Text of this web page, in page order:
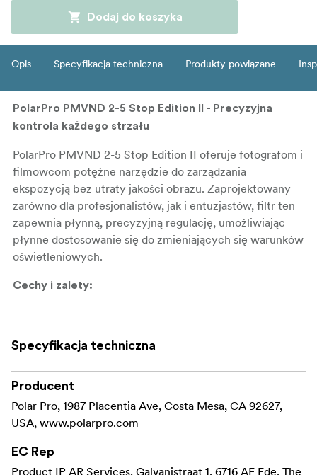
Dodaj do koszyka
Opis Specyfikacja techniczna Produkty powiązane
PolarPro PMVND 2-5 Stop Edition II - Precyzyjna
kontrola każdego strzału
PolarPro PMVND 2-5 Stop Edition II oferuje fotografom i
filmowcom potężne narzędzie do zarządzania
ekspozycją bez utraty jakości obrazu. Zaprojektowany
zarówno dla profesjonalistów, jak i entuzjastów, filtr ten
zapewnia płynną, precyzyjną regulację, umożliwiając
płynne dostosowanie się do zmieniających się warunków
oświetleniowych.
Cechy i zalety:
zarządzania ekspozycją w jasnym otoczeniu,
szerokimi otworami przysłony.
Ochrona Defender360:** Zawiera w pełni
zamkniętą, twardą pokrywę i miękki futerał, aby
uderzeniami, zapewniając, że jest gotowy na każdą
Specyfikacja techniczna
Producent
Polar Pro, 1987 Placentia Ave, Costa Mesa, CA 92627,
USA, www.polarpro.com
EC Rep
Product IP AR Services, Galvanistraat 1, 6716 AE Ede, The